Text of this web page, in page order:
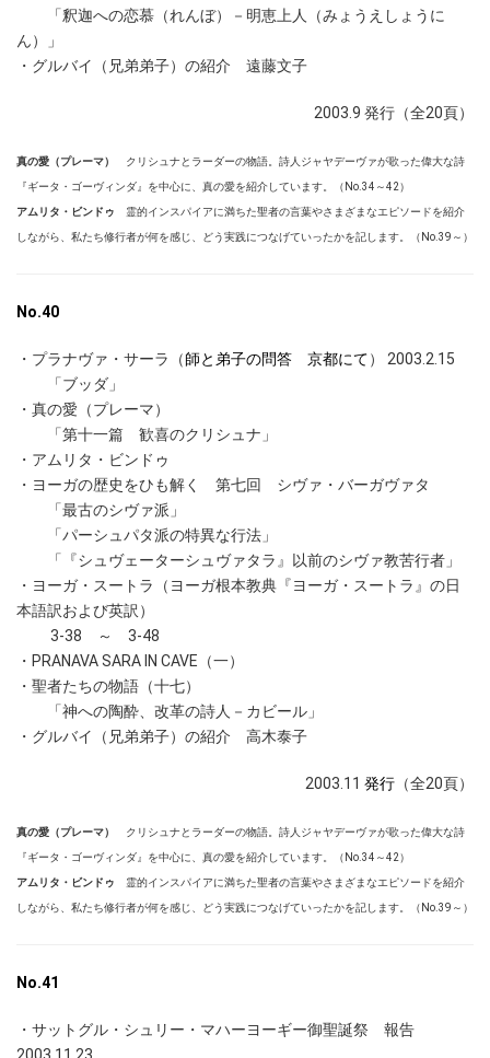
「釈迦への恋慕（れんぼ）－明恵上人（みょうえしょうに
ん）」
・グルバイ（兄弟弟子）の紹介 遠藤文子
2003.9 発行（全20頁）
真の愛（プレーマ） クリシュナとラーダーの物語。詩人ジャヤデーヴァが歌った偉大な詩
『ギータ・ゴーヴィンダ』を中心に、真の愛を紹介しています。（No.34～42）
アムリタ・ビンドゥ 霊的インスパイアに満ちた聖者の言葉やさまざまなエピソードを紹介
しながら、私たち修行者が何を感じ、どう実践につなげていったかを記します。（No.39～）
No.40
・プラナヴァ・サーラ（師と弟子の問答 京都にて） 2003.2.15
「ブッダ」
・真の愛（プレーマ）
「第十一篇 歓喜のクリシュナ」
・アムリタ・ビンドゥ
・ヨーガの歴史をひも解く 第七回 シヴァ・バーガヴァタ
「最古のシヴァ派」
「パーシュパタ派の特異な行法」
「『シュヴェーターシュヴァタラ』以前のシヴァ教苦行者」
・ヨーガ・スートラ（ヨーガ根本教典『ヨーガ・スートラ』の日
本語訳および英訳）
3-38 ～ 3-48
・PRANAVA SARA IN CAVE（一）
・聖者たちの物語（十七）
「神への陶酔、改革の詩人－カビール」
・グルバイ（兄弟弟子）の紹介 高木泰子
2003.11 発行 （全20頁）
真の愛（プレーマ） クリシュナとラーダーの物語。詩人ジャヤデーヴァが歌った偉大な詩
『ギータ・ゴーヴィンダ』を中心に、真の愛を紹介しています。（No.34～42）
アムリタ・ビンドゥ 霊的インスパイアに満ちた聖者の言葉やさまざまなエピソードを紹介
しながら、私たち修行者が何を感じ、どう実践につなげていったかを記します。（No.39～）
No.41
・サットグル・シュリー・マハーヨーギー御聖誕祭 報告